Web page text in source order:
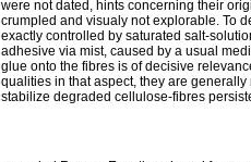
were not dated, hints concerning their
crumpled and visualy not explorable. To
exactly controlled by saturated salt-
adhesive via mist, caused by a usual
glue onto the fibres is of decisive
qualities in that aspect, they are
stabilize degraded cellulose-fibres